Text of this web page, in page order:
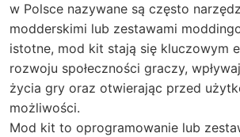
w Polsce nazywane są często
modderskimi lub zestawami
istotne, mod kit stają się kluczowym
rozwoju społeczności graczy,
życia gry oraz otwierając przed
możliwości.
Mod kit to oprogramowanie lub